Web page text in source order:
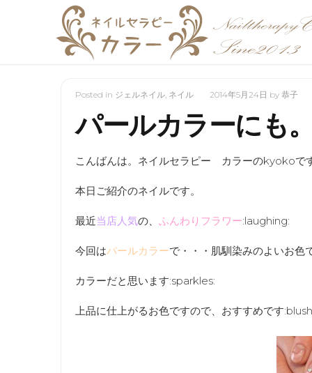
Posted in ジェルネイル, ネイル 2014年5月24日 by 恭子
パールカラーにも
こんばんは。ネイルセラピー カラーのkyokoで
本日ご紹介のネイルです。
最近当店人気の、 ふんわりフラワー:laughing:
今回はパールカラーで・・・肌馴染みのよいお色
カラーだと思います:sparkles:
上品に仕上がるお色ですので、おすすめです:blush